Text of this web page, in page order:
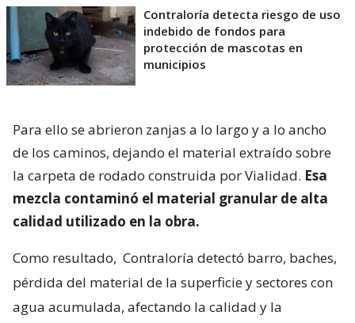
Contraloría detecta riesgo de uso
indebido de fondos para
protección de mascotas en
municipios
Para ello se abrieron zanjas a lo largo y a lo ancho
de los caminos, dejando el material extraído sobre
la carpeta de rodado construida por Vialidad. Esa
mezcla contaminó el material granular de alta
calidad utilizado en la obra.
Como resultado, Contraloría detectó barro, baches,
pérdida del material de la superficie y sectores con
agua acumulada, afectando la calidad y la